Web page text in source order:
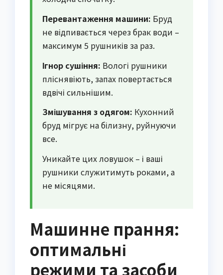
Перевантаження машини: Бруд
не відпивається через брак води –
максимум 5 рушників за раз.
Ігнор сушіння: Вологі рушники
пліснявіють, запах повертається
вдвічі сильнішим.
Змішування з одягом: Кухонний
бруд мігрує на білизну, руйнуючи
все.
Уникайте цих ловушок – і ваші
рушники служитимуть роками, а
не місяцями.
Машинне прання:
оптимальні
режими та засоби